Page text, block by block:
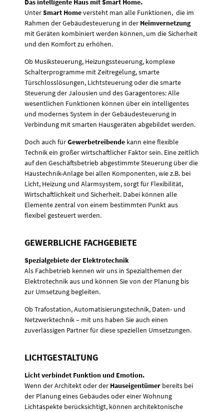
Das intelligente Haus mit Smart Home.
UnterSmart Homeversteht man alle Funktionen, die im
Rahmen der Gebäudesteuerung in der Heimvernetzung
mit Geräten kombiniert werden können, um die Sicherheit
und den Komfort zu erhöhen.
Ob Musiksteuerung, Heizungssteuerung, komplexe
Schalterprogramme mit Zeitregelung, smarte
Türschlosslösungen, Lichtsteuerung oder die smarte
Steuerung der Jalousien und des Garagentores: Alle
wesentlichen Funktionen können über ein intelligentes
und modernes System in der Gebäudesteuerung in
Verbindung mit smarten Hausgeräten abgebildet werden.
Doch auch fürGewerbetreibende kann eine flexible
Technik ein großer wirtschaftlicher Faktor sein. Eine zeitlich
auf den Geschäftsbetrieb abgestimmte Steuerung über die
Haustechnik-Anlage bei allen Komponenten, wie z.B. bei
Licht, Heizung und Alarmsystem, sorgt für Flexibilität,
Wirtschaftlichkeit und Sicherheit. Dabei können alle
Elemente zentral von einem bestimmten Punkt aus
flexibel gesteuert werden.
GEWERBLICHE FACHGEBIETE
Spezialgebiete der Elektrotechnik
Als Fachbetrieb kennen wir uns in Spezialthemen der
Elektrotechnik aus und können Sie von der Planung bis
zur Umsetzung begleiten.
Ob Trafostation, Automatisierungstechnik, Daten- und
Netzwerktechnik – mit uns haben Sie auch einen
zuverlässigen Partner für diese speziellen Umsetzungen.
LICHTGESTALTUNG
Licht verbindet Funktion und Emotion.
Wenn der Architekt oder der Hauseigentümer bereits bei
der Planung eines Gebäudes oder einer Wohnung
Lichtaspekte berücksichtigt, können architektonische